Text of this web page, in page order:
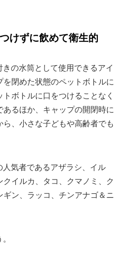
けずに飲めて衛生的
の水筒として使用できるアイ
閉めた状態のペットボトルに
ボトルに口をつけることなく
るほか、キャップの開閉時に
、小さな子どもや高齢者でも
気者であるアザラシ、イル
イルカ、タコ、クマノミ、ク
ン、ラッコ、チンアナゴ＆ニ